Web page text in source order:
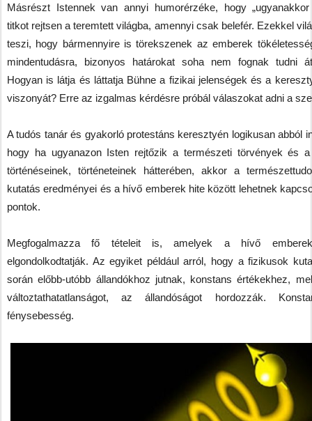
Másrészt Istennek van annyi humorérzéke, hogy
titkot rejtsen a teremtett világba, amennyi csak belefér. Ezekkel
teszi, hogy bármennyire is törekszenek az emberek
mindentudásra, bizonyos határokat soha nem fognak tudni
Hogyan is látja és láttatja Bühne a fizikai jelenségek és a
viszonyát? Erre az izgalmas kérdésre próbál válaszokat adni a
A tudós tanár és gyakorló protestáns keresztyén logikusan abból
hogy ha ugyanazon Isten rejtőzik a természeti törvények és a
történéseinek, történeteinek hátterében, akkor a
kutatás eredményei és a hívő emberek hite között lehetnek
pontok.
Megfogalmazza fő tételeit is, amelyek a hívő
elgondolkodtatják. Az egyiket például arról, hogy a fizikusok
során előbb-utóbb állandókhoz jutnak, konstans értékekhez,
változtathatatlanságot, az állandóságot hordozzák.
fénysebesség.